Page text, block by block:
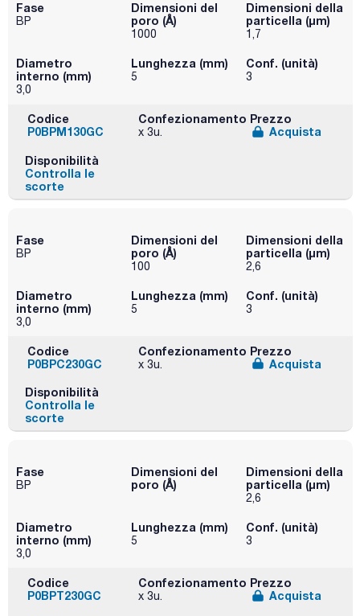
Fase
BP
Dimensioni del
poro (Å)
1000
Dimensioni della
particella (μm)
1,7
Diametro
interno (mm)
3,0
Lunghezza (mm)
5
Conf. (unità)
3
Codice
P0BPM130GC
Confezionamento
x 3u.
Prezzo
Acquista
Disponibilità
Controlla le
scorte
Fase
BP
Dimensioni del
poro (Å)
100
Dimensioni della
particella (μm)
2,6
Diametro
interno (mm)
3,0
Lunghezza (mm)
5
Conf. (unità)
3
Codice
P0BPC230GC
Confezionamento
x 3u.
Prezzo
Acquista
Disponibilità
Controlla le
scorte
Fase
BP
Dimensioni del
poro (Å)
Dimensioni della
particella (μm)
2,6
Diametro
interno (mm)
3,0
Lunghezza (mm)
5
Conf. (unità)
3
Codice
P0BPT230GC
Confezionamento
x 3u.
Prezzo
Acquista